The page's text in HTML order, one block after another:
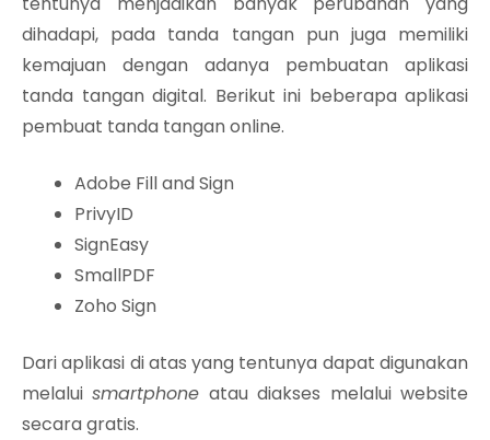
dihadapi, pada tanda tangan pun juga memiliki
kemajuan dengan adanya pembuatan aplikasi
tanda tangan digital. Berikut ini beberapa aplikasi
pembuat tanda tangan online.
Adobe Fill and Sign
PrivyID
SignEasy
SmallPDF
Zoho Sign
Dari aplikasi di atas yang tentunya dapat digunakan
melaluismartphone atau diakses melalui website
secara gratis.